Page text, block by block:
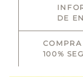
DE
100%